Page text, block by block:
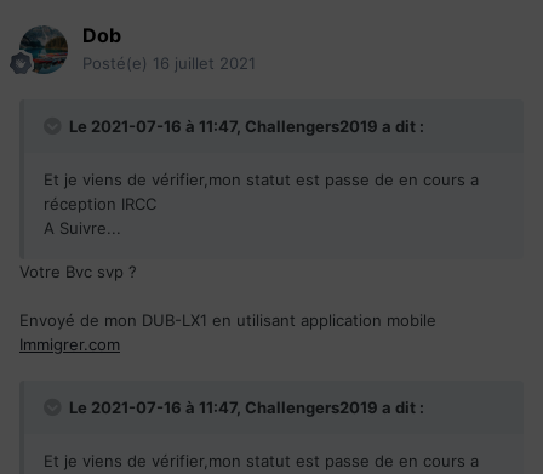
Dob
Posté(e) 16 juillet 2021
Le 2021-07-16 à 11:47, Challengers2019 a dit :
Et je viens de vérifier,mon statut est passe de en cours a
réception IRCC
A Suivre...
Votre Bvc svp ?
Envoyé de mon DUB-LX1 en utilisant application mobile
Immigrer.com
Le 2021-07-16 à 11:47, Challengers2019 a dit :
Et je viens de vérifier,mon statut est passe de en cours a